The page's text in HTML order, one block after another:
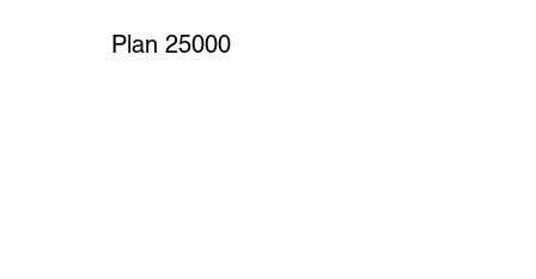
Plan 25000